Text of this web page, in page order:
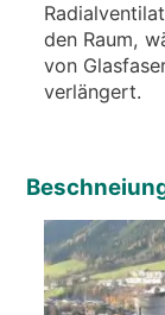
den Raum,
von
verlängert.